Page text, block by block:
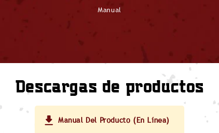
Manual
Descargas de productos
Manual Del Producto (en Línea)